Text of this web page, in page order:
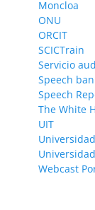
Moncloa
ONU
ORCIT
SCICTrain
Servicio
Speech
Speech
The White
UIT
Webcast